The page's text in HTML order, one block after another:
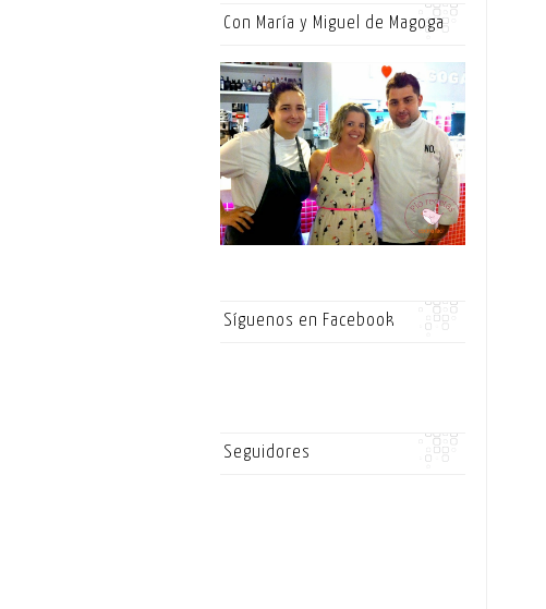
Con María y Miguel de Magoga
Síguenos en Facebook
Seguidores